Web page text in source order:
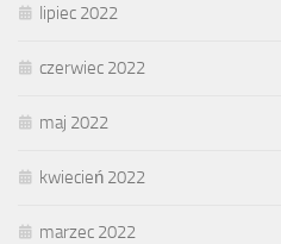
lipiec 2022
czerwiec 2022
maj 2022
kwiecień 2022
marzec 2022